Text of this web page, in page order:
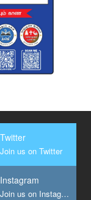
Twitter
Join us on Twitter
Instagram
Join us on Instagram